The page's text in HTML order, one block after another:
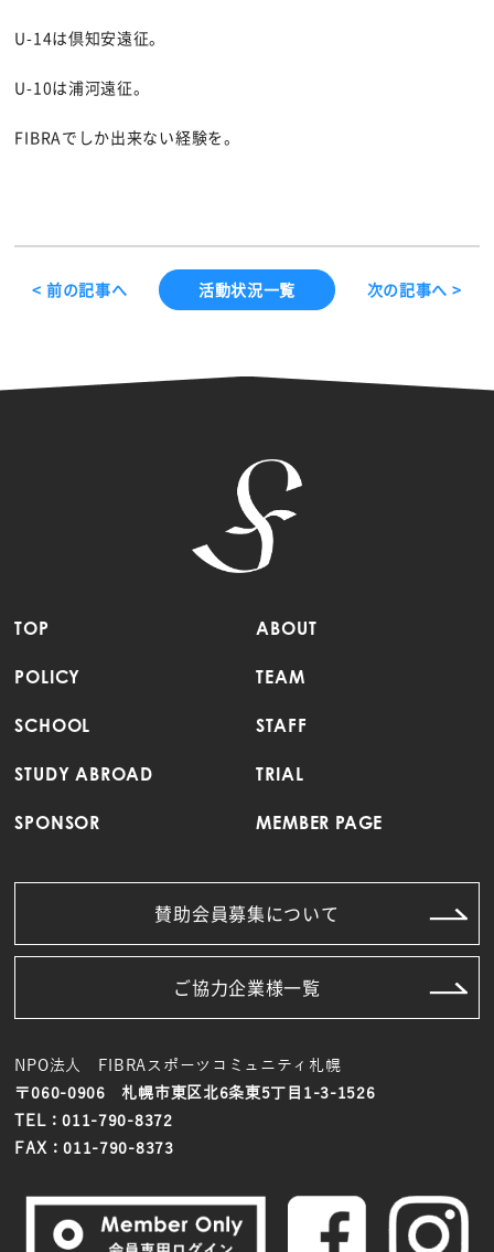
U-14は倶知安遠征。
U-10は浦河遠征。
FIBRAでしか出来ない経験を。
< 前の記事へ 活動状況一覧 次の記事へ >
TOP ABOUT
POLICY TEAM
SCHOOL STAFF
STUDY ABROAD TRIAL
SPONSOR MEMBER PAGE
賛助会員募集について
ご協力企業様一覧
NPO法人 FIBRAスポーツコミュニティ札幌
〒060-0906 札幌市東区北6条東5丁目1-3-1526
TEL：011-790-8372
FAX：011-790-8373